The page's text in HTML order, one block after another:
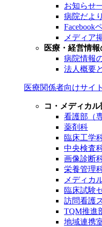
お知らせ
病院だより
Facebook
メディア
医療・経営情報
病院情報
法人概要
医療関係者向けサイト
コ・メディカ
看護部（
薬剤科
臨床工学
中央検査
画像診断
栄養管理
メディカ
臨床試験
訪問看護
TQM推進
地域連携